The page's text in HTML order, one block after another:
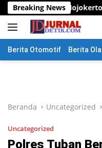
Langsung
ke
konten
Breaking News
Tunjukkan Prestasi
Berita Otomotif Berita
Beranda Uncategorized
Uncategorized
Polres Tuban